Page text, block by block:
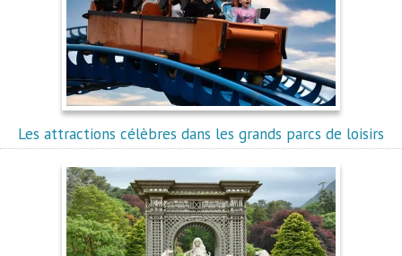
Les attractions célèbres dans les grands parcs de loisirs